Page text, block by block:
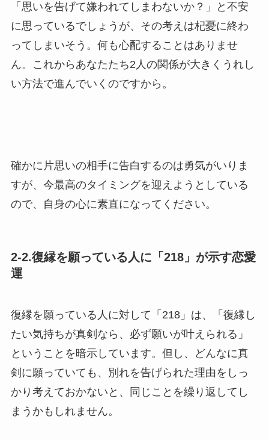
「思いを告げて嫌われてしまわないか？」と不安
に思っているでしょうが、その考えは杞憂に終わ
ってしまいそう。何も心配することはありませ
ん。これからあなたたち2人の関係が大きくうれし
い方法で進んでいくのですから。
確かに片思いの相手に告白するのは勇気がいりま
すが、今最高のタイミングを迎えようとしている
ので、自身の心に素直になってください。
2-2.復縁を願っている人に「218」が示す恋愛
運
復縁を願っている人に対して「218」は、「復縁し
たい気持ちが真剣なら、必ず願いが叶えられる」
ということを暗示しています。但し、どんなに真
剣に願っていても、別れを告げられた理由をしっ
かり考えておかないと、同じことを繰り返してし
まうかもしれません。